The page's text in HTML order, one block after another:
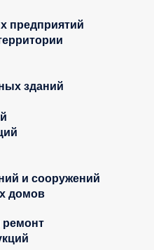
предприятий
зданий
и сооружений
домов
ремонт